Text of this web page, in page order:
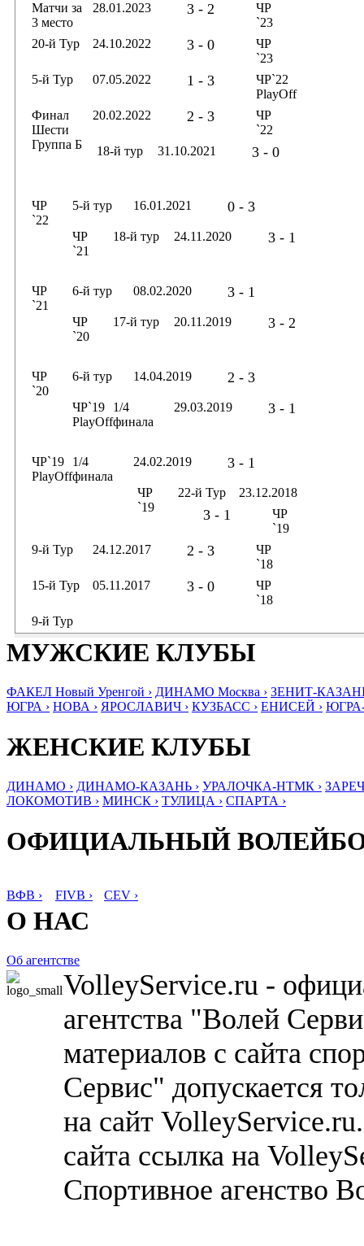
Матчи за
3 место
28.01.2023 3 - 2
ЧР
`23
20-й Тур
24.10.2022 3 - 0
ЧР
`23
5-й Тур
07.05.2022 1 - 3
ЧР`22
PlayOff
Финал
Шести
Группа Б
20.02.2022 2 - 3
ЧР
`22
18-й тур
31.10.2021 3 - 0
ЧР
`22
5-й тур 16.01.2021 0 - 3
ЧР
`21
18-й тур 24.11.2020 3 - 1
ЧР
`21
6-й тур 08.02.2020 3 - 1
ЧР
`20
17-й тур 20.11.2019 3 - 2
ЧР
`20
6-й тур 14.04.2019 2 - 3
ЧР`19
PlayOff
1/4
финала
29.03.2019 3 - 1
ЧР`19
PlayOff
1/4
финала
24.02.2019 3 - 1
ЧР
`19
22-й Тур 23.12.2018
3 - 1
ЧР
`19
9-й Тур
24.12.2017 2 - 3
ЧР
`18
15-й Тур
05.11.2017 3 - 0
ЧР
`18
9-й Тур
МУЖСКИЕ КЛУБЫ
ФАКЕЛ Новый Уренгой › ДИНАМО Москва › ЗЕНИТ-
ЮГРА › НОВА › ЯРОСЛАВИЧ › КУЗБАСС › ЕНИСЕЙ ›
ЖЕНСКИЕ КЛУБЫ
ДИНАМО › ДИНАМО-КАЗАНЬ › УРАЛОЧКА-НТМК ›
ЛОКОМОТИВ › МИНСК › ТУЛИЦА › СПАРТА ›
ОФИЦИАЛЬНЫЙ
ВФВ › FIVB › CEV ›
О НАС
Об агентстве
VolleyService.ru -
агентства "Волей
материалов с сайта
Сервис" допускается
на сайт
сайта ссылка на
Спортивное агенство